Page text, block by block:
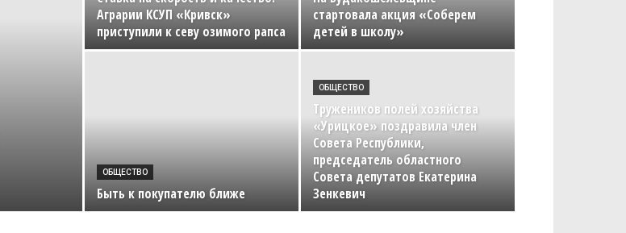
Аграрии КСУП «Кривск»
приступили к севу озимого рапса
стартовала акция «Соберем
детей в школу»
ОБЩЕСТВО
Быть к покупателю ближе
ОБЩЕСТВО
Тружеников полей хозяйства
«Урицкое» поздравила член
Совета Республики,
председатель областного
Совета депутатов Екатерина
Зенкевич